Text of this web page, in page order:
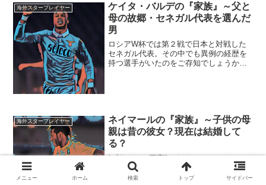
に切り込む姿を...
海外スタープレイヤー
ケイタ・バルデの『家族』～父と
母の故郷・セネガル代表を選んだ
男
ロシアW杯では第２戦で日本と対戦した
セネガル代表。その中でも異例の経歴を
持つ選手がいたのをご存知でしょうか？
海外スタープレイヤー
ネイマールの『家族』～子供の母
親は昔の彼女？現在は結婚して
る？
“ブラジルの至宝”、ネイマール・ジュニオ
ール。４年前の自国開催のW杯では無念
の大怪我で、準決勝で敗退、その後の３
メニュー ホーム 検索 トップ サイドバー